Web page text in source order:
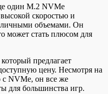
один M.2 NVMe
скоростью и
объемами. Он
может стать плюсом для
предлагает
цену. Несмотря на
NVMe, он все же
для большинства игр.